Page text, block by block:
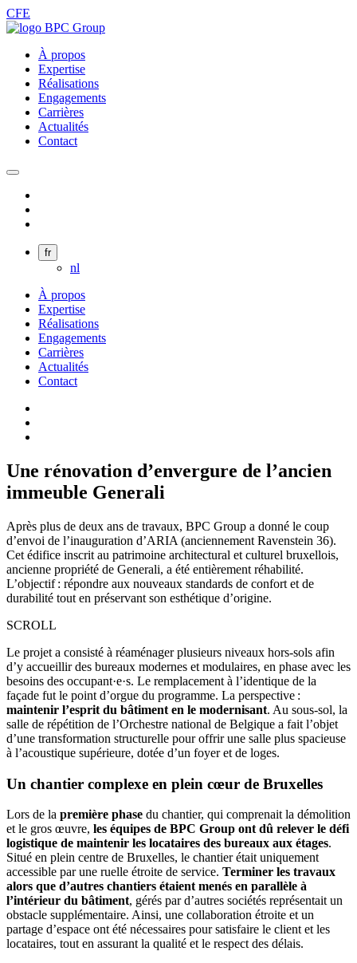
CFE
À propos
Expertise
Réalisations
Engagements
Carrières
Actualités
Contact
fr
nl
À propos
Expertise
Réalisations
Engagements
Carrières
Actualités
Contact
Une rénovation d’envergure de l’ancien
immeuble Generali
Après plus de deux ans de travaux, BPC Group a donné le coup
d’envoi de l’inauguration d’ARIA (anciennement Ravenstein 36).
Cet édifice inscrit au patrimoine architectural et culturel bruxellois,
ancienne propriété de Generali, a été entièrement réhabilité.
L’objectif : répondre aux nouveaux standards de confort et de
durabilité tout en préservant son esthétique d’origine.
SCROLL
Le projet a consisté à réaménager plusieurs niveaux hors-sols afin
d’y accueillir des bureaux modernes et modulaires, en phase avec les
besoins des occupant·e·s. Le remplacement à l’identique de la
façade fut le point d’orgue du programme. La perspective :
maintenir l’esprit du bâtiment en le modernisant. Au sous-sol, la
salle de répétition de l’Orchestre national de Belgique a fait l’objet
d’une transformation structurelle pour offrir une salle plus spacieuse
à l’acoustique supérieure, dotée d’un foyer et de loges.
Un chantier complexe en plein cœur de Bruxelles
Lors de la première phase du chantier, qui comprenait la démolition
et le gros œuvre, les équipes de BPC Group ont dû relever le défi
logistique de maintenir les locataires des bureaux aux étages.
Situé en plein centre de Bruxelles, le chantier était uniquement
accessible par une ruelle étroite de service. Terminer les travaux
alors que d’autres chantiers étaient menés en parallèle à
l’intérieur du bâtiment, gérés par d’autres sociétés représentait un
obstacle supplémentaire. Ainsi, une collaboration étroite et un
partage d’espace ont été nécessaires pour satisfaire le client et les
locataires, tout en assurant la qualité et le respect des délais.